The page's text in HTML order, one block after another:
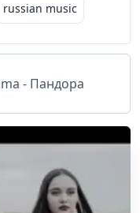
russian music
- Пандора